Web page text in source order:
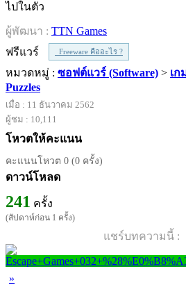
ไปในตัว
ผู้พัฒนา : TTN Games
ฟรีแวร์
Freeware คืออะไร ?
หมวดหมู่ : ซอฟต์แวร์ (Software) > เก
Puzzles
เมื่อ : 11 ธันวาคม 2562
ผู้ชม : 10,111
โหวตให้คะแนน
คะแนนโหวต 0 (0 ครั้ง)
ดาวน์โหลด
241 ครั้ง
(สัปดาห์ก่อน 1 ครั้ง)
แชร์บทความนี้ :
»